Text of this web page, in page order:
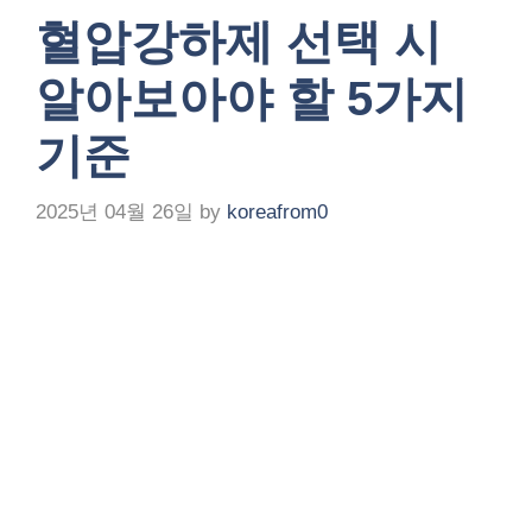
혈압강하제 선택 시
알아보아야 할 5가지
기준
2025년 04월 26일 by koreafrom0